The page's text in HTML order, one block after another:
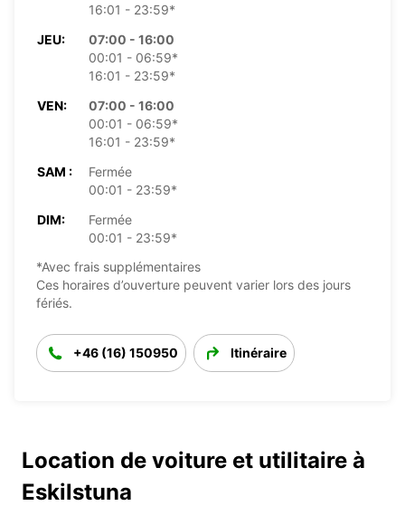
16:01 - 23:59*
JEU:
07:00 - 16:00
00:01 - 06:59*
16:01 - 23:59*
VEN:
07:00 - 16:00
00:01 - 06:59*
16:01 - 23:59*
SAM :
Fermée
00:01 - 23:59*
DIM:
Fermée
00:01 - 23:59*
*Avec frais supplémentaires
Ces horaires d’ouverture peuvent varier lors des jours
fériés.
+46 (16) 150950 Itinéraire
Location de voiture et utilitaire à
Eskilstuna